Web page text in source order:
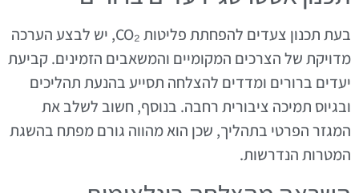
בעת תכנון צעדים להפחתת פליטות CO₂, יש לבצע הערכה
מדויקת של הצרכים המקומיים והמשאבים הזמינים. קביעת
יעדים ברורים ומדדים להצלחה תסייע בהנעת תהליכים
ובגיוס תמיכה ציבורית רחבה. בנוסף, חשוב לשלב את
המגזר הפרטי בתהליך, שכן הוא מהווה גורם מפתח בהשגת
המטרות הנדרשות.